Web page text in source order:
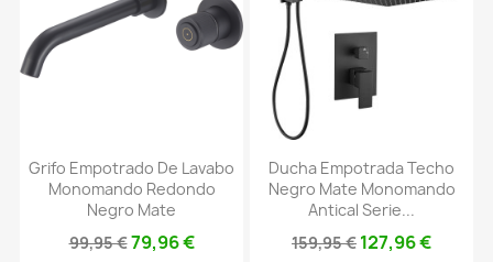
Grifo Empotrado De Lavabo
Monomando Redondo
Negro Mate
99,95 €79,96 €
Ducha Empotrada Techo
Negro Mate Monomando
Antical Serie...
159,95 € 127,96 €